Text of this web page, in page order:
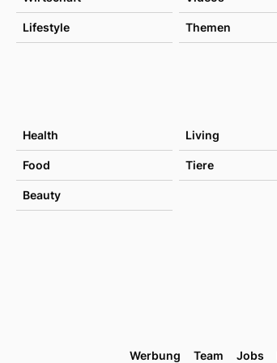
Lifestyle Themen
Health Living
Food Tiere
Beauty
Werbung Team Jobs